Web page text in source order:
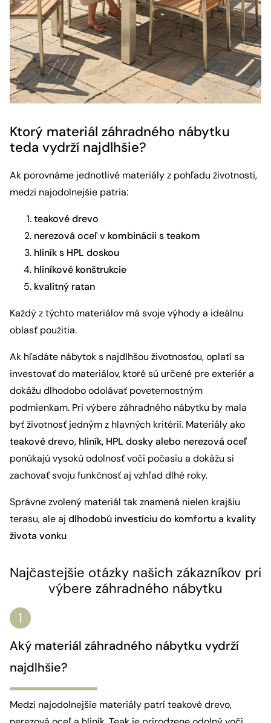
Ktorý materiál záhradného nábytku
teda vydrží najdlhšie?
Ak porovnáme jednotlivé materiály z pohľadu životnosti,
medzi najodolnejšie patria:
teakové drevo
nerezová oceľ v kombinácii s teakom
hliník s HPL doskou
hliníkové konštrukcie
kvalitný ratan
Každý z týchto materiálov má svoje výhody a ideálnu
oblasť použitia.
Ak hľadáte nábytok s najdlhšou životnosťou, oplatí sa
investovať do materiálov, ktoré sú určené pre exteriér a
dokážu dlhodobo odolávať poveternostným
podmienkam. Pri výbere záhradného nábytku by mala
byť životnosť jedným z hlavných kritérií. Materiály ako
teakové drevo, hliník, HPL dosky alebo nerezová oceľ
ponúkajú vysokú odolnosť voči počasiu a dokážu si
zachovať svoju funkčnosť aj vzhľad dlhé roky.
Správne zvolený materiál tak znamená nielen krajšiu
terasu, ale aj dlhodobú investíciu do komfortu a kvality
života vonku
Najčastejšie otázky našich zákazníkov pri
výbere záhradného nábytku
Aký materiál záhradného nábytku vydrží
najdlhšie?
Medzi najodolnejšie materiály patrí teakové drevo,